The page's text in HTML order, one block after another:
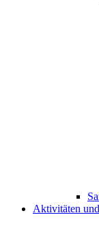
Aktivitäten